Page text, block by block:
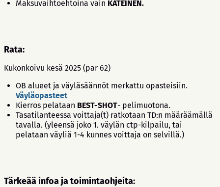
Maksuvaihtoehtoina vain KÄTEINEN.
Rata:
Kukonkoivu kesä 2025 (par 62)
OB alueet ja väyläsäännöt merkattu opasteisiin.
Väyläopasteet
Kierros pelataan BEST-SHOT- pelimuotona.
Tasatilanteessa voittaja(t) ratkotaan TD:n määräämällä
tavalla. (yleensä joko 1. väylän ctp-kilpailu, tai
pelataan väyliä 1-4 kunnes voittaja on selvillä.)
Tärkeää infoa ja toimintaohjeita: